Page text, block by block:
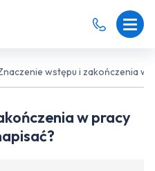
wstępu i zakończenia w
w pracy